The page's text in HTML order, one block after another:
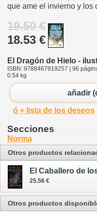
que ame el invierno y los
19.50 €
18.53 €
El Dragón de Hielo -
ISBN: 9788467919257 | 96
0.54 kg
añadir
ó + lista de los deseos
Secciones
Norma
Otros productos
25.56 €
Otros productos